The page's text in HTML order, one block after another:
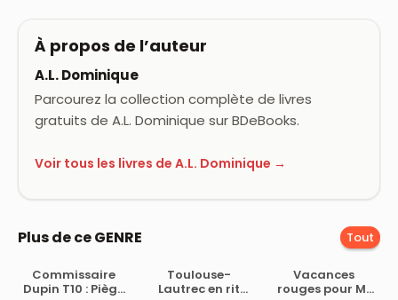
À propos de l’auteur
A.L. Dominique
Parcourez la collection complète de livres
gratuits de A.L. Dominique sur BDeBooks.
Voir tous les livres de A.L. Dominique →
Plus de ce GENRE Tout
Commissaire
Dupin T10 : Piège
Toulouse-
Lautrec en rit
Vacances
rouges pour Mr